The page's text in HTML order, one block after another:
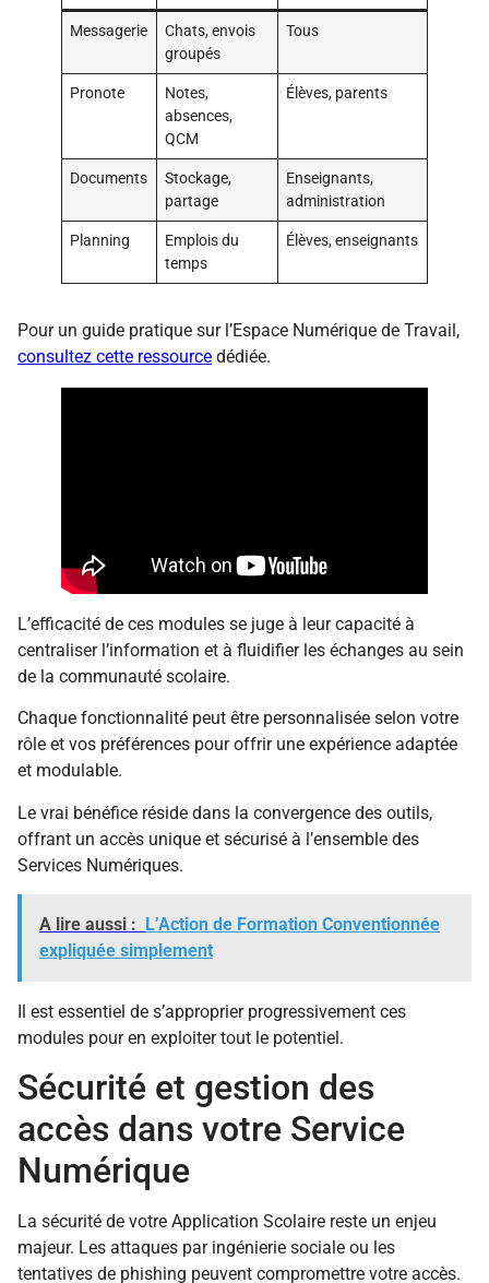
Messagerie
Chats, envois
groupés
Tous
Pronote
Notes,
absences,
QCM
Élèves, parents
Documents
Stockage,
partage
Enseignants,
administration
Planning
Emplois du
temps
Élèves, enseignants
Pour un guide pratique sur l’Espace Numérique de Travail,
consultez cette ressource dédiée.
L’efficacité de ces modules se juge à leur capacité à
centraliser l’information et à fluidifier les échanges au sein
de la communauté scolaire.
Chaque fonctionnalité peut être personnalisée selon votre
rôle et vos préférences pour offrir une expérience adaptée
et modulable.
Le vrai bénéfice réside dans la convergence des outils,
offrant un accès unique et sécurisé à l’ensemble des
Services Numériques.
A lire aussi : L’Action de Formation Conventionnée
expliquée simplement
Il est essentiel de s’approprier progressivement ces
modules pour en exploiter tout le potentiel.
Sécurité et gestion des
accès dans votre Service
Numérique
La sécurité de votre Application Scolaire reste un enjeu
majeur. Les attaques par ingénierie sociale ou les
tentatives de phishing peuvent compromettre votre accès.